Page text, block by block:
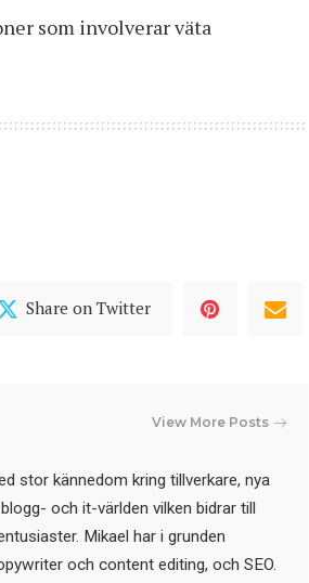
som involverar väta
Share on Twitter
View More Posts
stor kännedom kring tillverkare, nya
och it-världen vilken bidrar till
Mikael har i grunden
och content editing, och SEO.